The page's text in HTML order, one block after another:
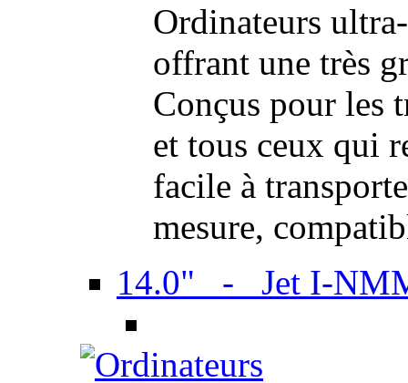
Ordinateurs
offrant une très
Conçus pour les
et tous ceux qui
facile à
mesure,
14.0" - Jet I-